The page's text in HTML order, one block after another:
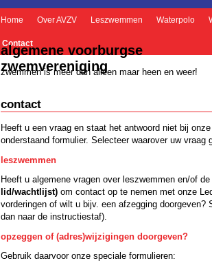
Home Over AVZV Leszwemmen Waterpolo
Contact
algemene voorburgse
zwemvereniging
zwemmen is meer dan alleen maar heen en weer!
contact
Heeft u een vraag en staat het antwoord niet bij
onderstaand formulier. Selecteer waarover uw
leszwemmen
Heeft u algemene vragen over leszwemmen en/of
lid/wachtlijst) om contact op te nemen met onze
vorderingen of wilt u bijv. een afzegging doorgeven?
dan naar de instructiestaf).
opzeggen of (adres)wijzigingen doorgeven?
Gebruik daarvoor onze speciale formulieren: